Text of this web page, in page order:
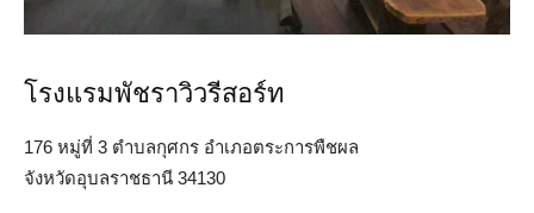
โรงแรมพัชราวิวรีสอร์ท
176 หมู่ที่ 3 ตำบลกุศกร อำเภอตระการพืชผล
จังหวัดอุบลราชธานี 34130